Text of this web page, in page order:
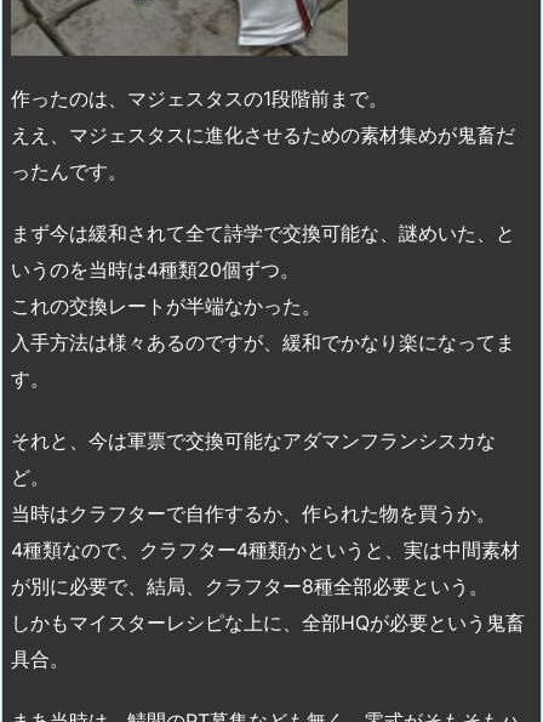
作ったのは、マジェスタスの1段階前まで。
ええ、マジェスタスに進化させるための素材集めが鬼畜だ
ったんです。
まず今は緩和されて全て詩学で交換可能な、謎めいた、と
いうのを当時は4種類20個ずつ。
これの交換レートが半端なかった。
入手方法は様々あるのですが、緩和でかなり楽になってま
す。
それと、今は軍票で交換可能なアダマンフランシスカな
ど。
当時はクラフターで自作するか、作られた物を買うか。
4種類なので、クラフター4種類かというと、実は中間素材
が別に必要で、結局、クラフター8種全部必要という。
しかもマイスターレシピな上に、全部HQが必要という鬼畜
具合。